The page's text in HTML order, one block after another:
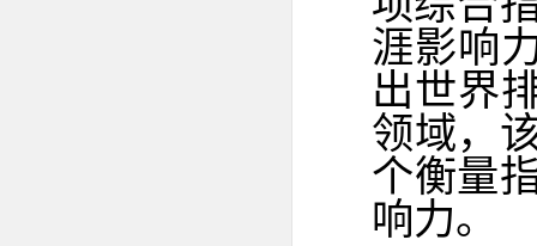
涯影响
出世界
领域，
个衡量
响力。